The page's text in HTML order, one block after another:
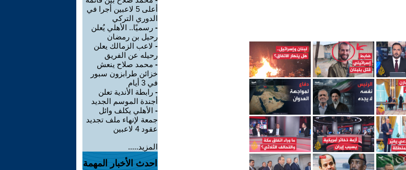
أعلى 5 لاعبين أجرا في
الدوري التركي
- رسميًا.. الأهلي يُعلن
رحيل بن رمضان
- لاعب الزمالك يعلن
رحيله عن الفريق
- محمد صلاح ينعش
خزائن طرابزون سبور
في 3 أيام
- رابطة الأندية تعلن
أجندة الموسم الجديد
- الأهلي يكلف وائل
جمعة لإنهاء ملف تجديد
عقود 4 لاعبين
المزيد.....
احدث الأخبار المهمة